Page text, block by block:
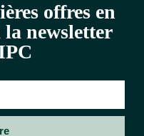
offres en
newsletter